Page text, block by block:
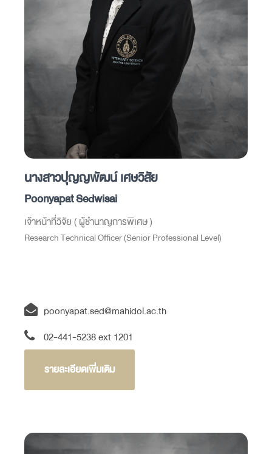
นางสาวปุญญพัฒน์ เศษวิสัย
Poonyapat Sedwisai
เจ้าหน้าที่วิจัย ( ผู้ชำนาญการพิเศษ )
Research Technical Officer (Senior Professional Level)
poonyapat.sed@mahidol.ac.th
02-441-5238 ext 1201
รายละเอียดเพิ่มเติม